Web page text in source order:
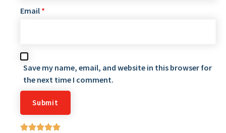
Email *
Save my name, email, and website in this browser for
the next time I comment.